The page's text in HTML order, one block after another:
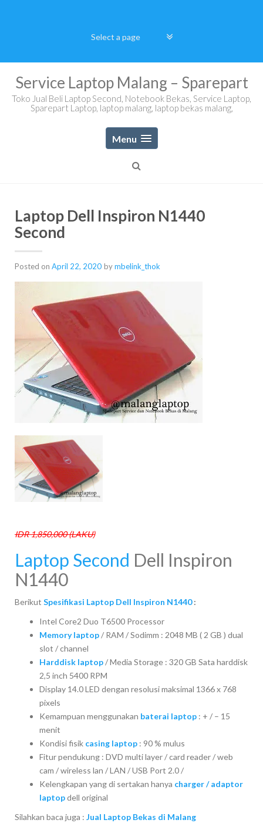
Service Laptop Malang – Sparepart
Toko Jual Beli Laptop Second, Notebook Bekas, Service Laptop,
Sparepart Laptop, laptop malang, laptop bekas malang,
Menu
Laptop Dell Inspiron N1440
Second
Posted on April 22, 2020 bymbelink_thok
IDR 1,850,000 (LAKU)
Laptop Second Dell Inspiron
N1440
Berikut Spesifikasi Laptop Dell Inspiron N1440:
Intel Core2 Duo T6500 Processor
Memory laptop/ RAM / Sodimm : 2048 MB ( 2 GB ) dual
slot / channel
Harddisk laptop/ Media Storage : 320 GB Sata harddisk
2,5 inch 5400 RPM
Display 14.0 LED dengan resolusi maksimal 1366 x 768
pixels
Kemampuan menggunakan baterai laptop : + / – 15
menit
Kondisi fisik casing laptop : 90 % mulus
Fitur pendukung : DVD multi layer / card reader / web
cam / wireless lan / LAN / USB Port 2.0 /
Kelengkapan yang di sertakan hanya charger / adaptor
laptopdell original
Silahkan baca juga : Jual Laptop Bekas di Malang